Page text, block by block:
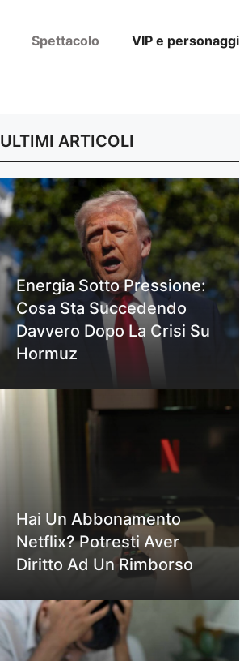
Spettacolo VIP e personaggi
ULTIMI ARTICOLI
Energia Sotto Pressione:
Cosa Sta Succedendo
Davvero Dopo La Crisi Su
Hormuz
Hai Un Abbonamento
Netflix? Potresti Aver
Diritto Ad Un Rimborso